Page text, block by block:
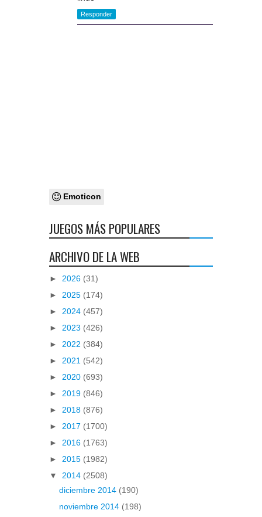
Responder
Emoticon
JUEGOS MÁS POPULARES
ARCHIVO DE LA WEB
► 2026 (31)
► 2025 (174)
► 2024 (457)
► 2023 (426)
► 2022 (384)
► 2021 (542)
► 2020 (693)
► 2019 (846)
► 2018 (876)
► 2017 (1700)
► 2016 (1763)
► 2015 (1982)
▼ 2014 (2508)
diciembre 2014 (190)
noviembre 2014 (198)